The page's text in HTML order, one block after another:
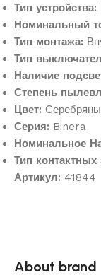
Тип устройства:
Номинальный
Тип монтажа:
Тип
Наличие
Степень
Цвет:
Серия: Binera
Номинальное
Тип
Артикул: 41844
About brand